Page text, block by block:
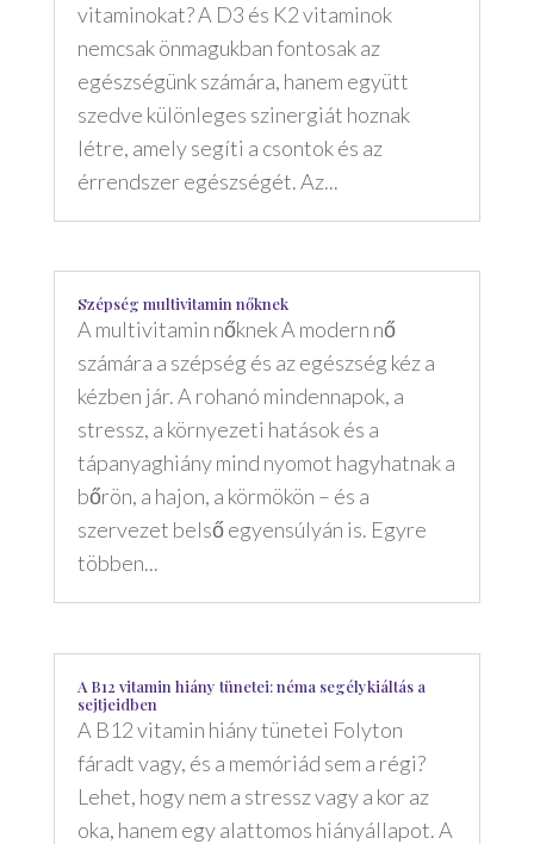
vitaminokat? A D3 és K2 vitaminok
nemcsak önmagukban fontosak az
egészségünk számára, hanem együtt
szedve különleges szinergiát hoznak
létre, amely segíti a csontok és az
érrendszer egészségét. Az...
Szépség multivitamin nőknek
A multivitamin nőknek A modern nő
számára a szépség és az egészség kéz a
kézben jár. A rohanó mindennapok, a
stressz, a környezeti hatások és a
tápanyaghiány mind nyomot hagyhatnak a
bőrön, a hajon, a körmökön – és a
szervezet belső egyensúlyán is. Egyre
többen...
A B12 vitamin hiány tünetei: néma segélykiáltás a
sejtjeidben
A B12 vitamin hiány tünetei Folyton
fáradt vagy, és a memóriád sem a régi?
Lehet, hogy nem a stressz vagy a kor az
oka, hanem egy alattomos hiányállapot. A